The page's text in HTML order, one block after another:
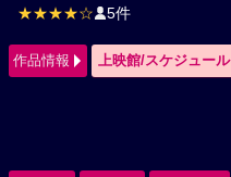
★★★★☆ 5件
作品情報 上映館/スケジュール